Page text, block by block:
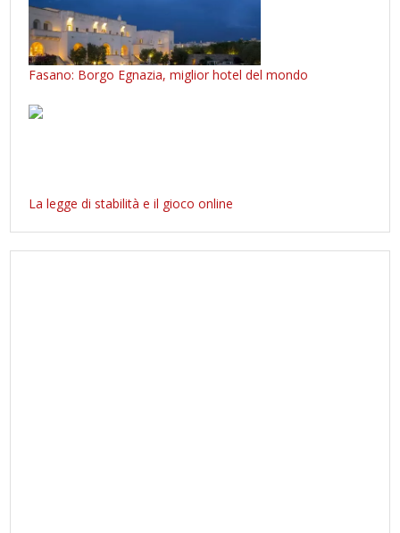
Fasano: Borgo Egnazia, miglior hotel del mondo
La legge di stabilità e il gioco online